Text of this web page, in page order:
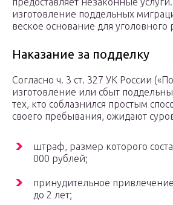
изготовление поддельных
веское основание для уголовного
Наказание за подделку
Согласно ч. 3 ст. 327 УК России
изготовление или сбыт
тех, кто соблазнился простым
своего пребывания, ожидают
штраф, размер которого
000 рублей;
принудительное
до 2 лет;